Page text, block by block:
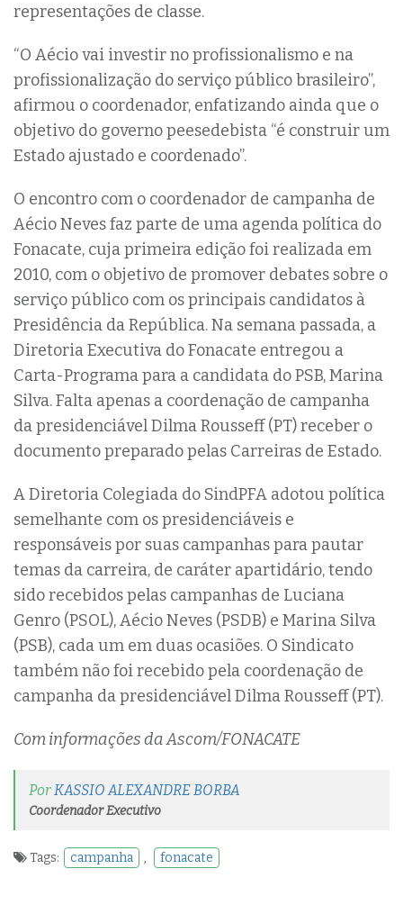
representações de classe.
“O Aécio vai investir no profissionalismo e na
profissionalização do serviço público brasileiro”,
afirmou o coordenador, enfatizando ainda que o
objetivo do governo peesedebista “é construir um
Estado ajustado e coordenado”.
O encontro com o coordenador de campanha de
Aécio Neves faz parte de uma agenda política do
Fonacate, cuja primeira edição foi realizada em
2010, com o objetivo de promover debates sobre o
serviço público com os principais candidatos à
Presidência da República. Na semana passada, a
Diretoria Executiva do Fonacate entregou a
Carta-Programa para a candidata do PSB, Marina
Silva. Falta apenas a coordenação de campanha
da presidenciável Dilma Rousseff (PT) receber o
documento preparado pelas Carreiras de Estado.
A Diretoria Colegiada do SindPFA adotou política
semelhante com os presidenciáveis e
responsáveis por suas campanhas para pautar
temas da carreira, de caráter apartidário, tendo
sido recebidos pelas campanhas de Luciana
Genro (PSOL), Aécio Neves (PSDB) e Marina Silva
(PSB), cada um em duas ocasiões. O Sindicato
também não foi recebido pela coordenação de
campanha da presidenciável Dilma Rousseff (PT).
Com informações da Ascom/FONACATE
PorKASSIO ALEXANDRE BORBA
Coordenador Executivo
Tags: campanha , fonacate